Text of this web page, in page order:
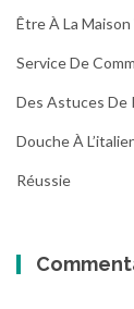
Être À La Maison
Service De
Des Astuces De
Douche À
Réussie